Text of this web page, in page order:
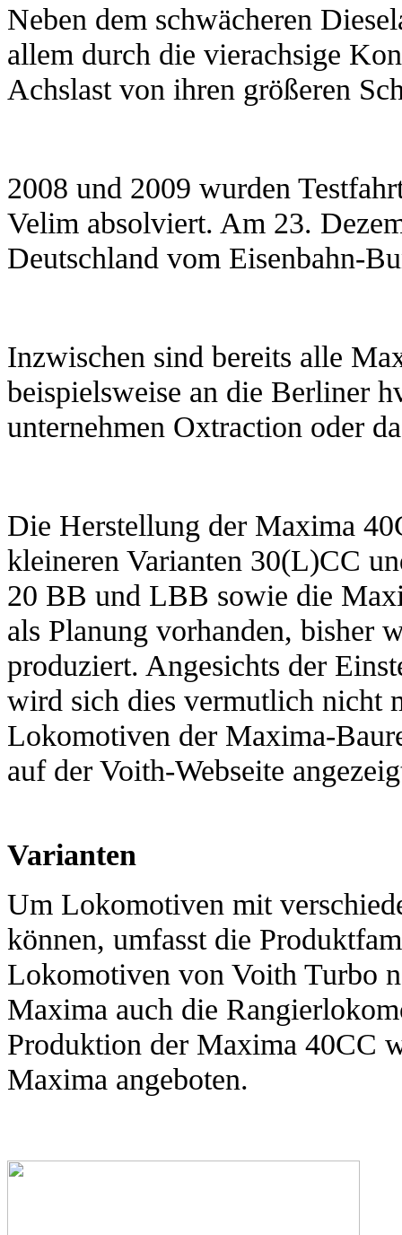
Neben dem schwächeren
allem durch die vierachsige
Achslast von ihren größeren
2008 und 2009 wurden
Velim absolviert. Am 23.
Deutschland vom Eisenbahn-
Inzwischen sind bereits alle
beispielsweise an die Berliner
unternehmen Oxtraction oder
Die Herstellung der Maxima
kleineren Varianten 30(L)CC
20 BB und LBB sowie die
als Planung vorhanden, bisher
produziert. Angesichts der
wird sich dies vermutlich nicht
Lokomotiven der Maxima-
auf der Voith-Webseite
Varianten
Um Lokomotiven mit
können, umfasst die
Lokomotiven von Voith Turbo
Maxima auch die
Produktion der Maxima 40CC
Maxima angeboten.